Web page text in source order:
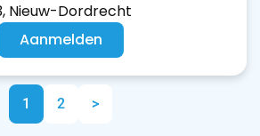
Nieuw-Dordrecht
Aanmelden
1 2 >